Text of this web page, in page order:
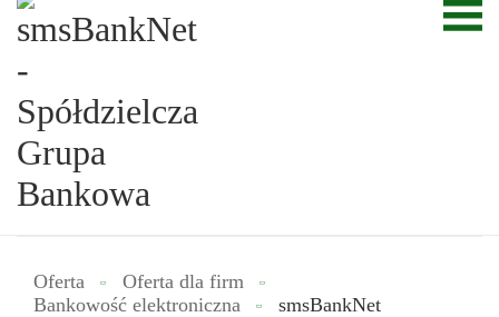
Oferta
Oferta dla firm
Bankowość elektroniczna
smsBankNet